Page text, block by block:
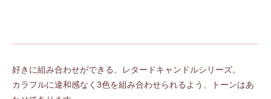
好きに組み合わせができる、レタードキャンドルシリーズ。
カラフルに違和感なく3色を組み合わせられるよう、トーンはあ